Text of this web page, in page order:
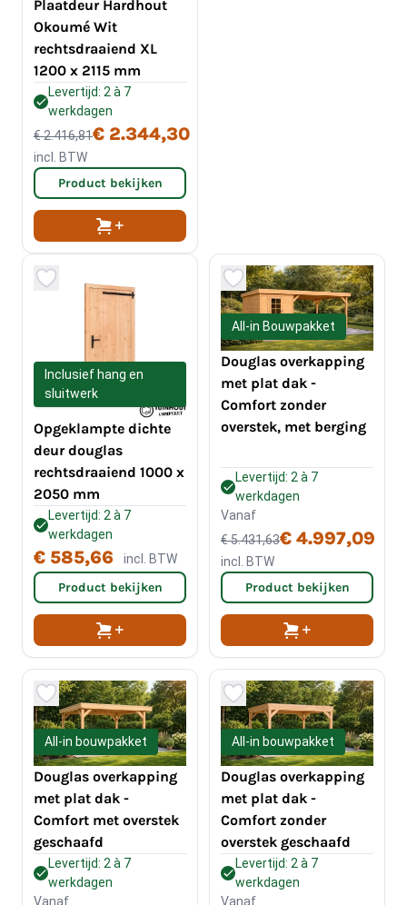
Plaatdeur Hardhout
Okoumé Wit
rechtsdraaiend XL
1200 x 2115 mm
Levertijd: 2 à 7
werkdagen
€ 2.416,81€ 2.344,30
incl. BTW
Product bekijken
Inclusief hang en
sluitwerk
Opgeklampte dichte
deur douglas
rechtsdraaiend 1000 x
2050 mm
Levertijd: 2 à 7
werkdagen
€ 585,66 incl. BTW
Product bekijken
All-in Bouwpakket
Douglas overkapping
met plat dak -
Comfort zonder
overstek, met berging
Levertijd: 2 à 7
werkdagen
Vanaf
€ 5.431,63€ 4.997,09
incl. BTW
Product bekijken
All-in bouwpakket
Douglas overkapping
met plat dak -
Comfort met overstek
geschaafd
Levertijd: 2 à 7
werkdagen
Vanaf
All-in bouwpakket
Douglas overkapping
met plat dak -
Comfort zonder
overstek geschaafd
Levertijd: 2 à 7
werkdagen
Vanaf